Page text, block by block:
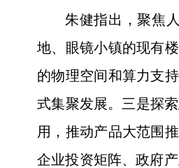
朱健指出，聚焦
地、眼镜小镇的现有
的物理空间和算力支
式集聚发展。三是探
用，推动产品大范围
企业投资矩阵、政府